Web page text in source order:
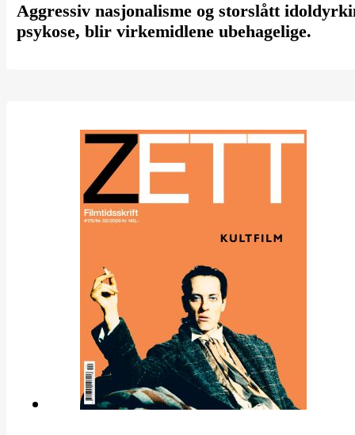
Aggressiv nasjonalisme og storslått
psykose, blir virkemidlene ubehagelige.